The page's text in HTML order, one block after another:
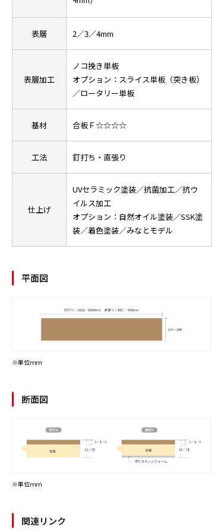
表層 2／3／4mm
表層加工
ノコ挽き単板
オプション：スライス単板（突き板）
／ロータリー単板
基材 合板Ｆ☆☆☆☆
工法 釘打ち・直張り
仕上げ
UVセラミック塗装／抗菌加工／抗ウ
イルス加工
オプション：自然オイル塗装／SSK塗
装／着色塗装／みなとモデル
平面図
※単位ｍｍ
断面図
※単位ｍｍ
関連リンク